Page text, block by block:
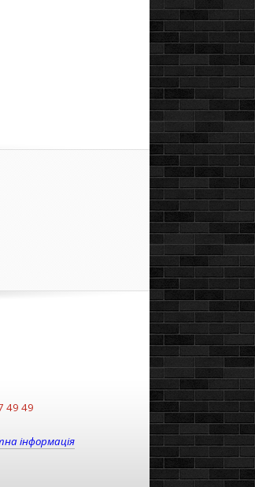
49 49
інформація